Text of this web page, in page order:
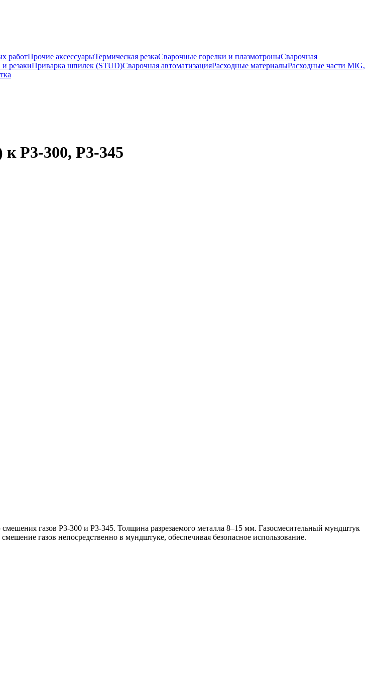
работПрочие аксессуарыТермическая резкаСварочные горелки и плазмотроныСварочная
резакиПриварка шпилек (STUD)Сварочная автоматизацияРасходные материалыРасходные части MIG,
Р3-300, Р3-345
газов Р3-300 и Р3-345. Толщина разрезаемого металла 8–15 мм. Газосмесительный мундштук
газов непосредственно в мундштуке, обеспечивая безопасное использование.